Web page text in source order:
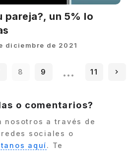
pareja?, un 5% lo
diciembre de 2021
8 9 … 11
o comentarios?
nosotros a través de
sociales o
aquí. Te